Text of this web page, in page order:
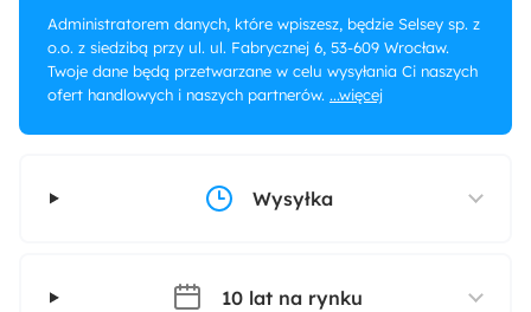
Administratorem danych, które wpiszesz, będzie Selsey sp. z
o.o. z siedzibą przy ul. ul. Fabrycznej 6, 53-609 Wrocław.
Twoje dane będą przetwarzane w celu wysyłania Ci naszych
ofert handlowych i naszych partnerów. ...więcej
Wysyłka
10 lat na rynku